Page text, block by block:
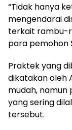
“Tidak hanya
mengendarai
terkait rambu-
para pemohon
Praktek yang
dikatakan oleh
mudah,
yang sering
tersebut.